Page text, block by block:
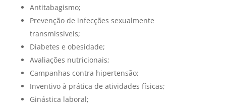
Antitabagismo;
Prevenção de infecções sexualmente
transmissíveis;
Diabetes e obesidade;
Avaliações nutricionais;
Campanhas contra hipertensão;
Inventivo à prática de atividades físicas;
Ginástica laboral;